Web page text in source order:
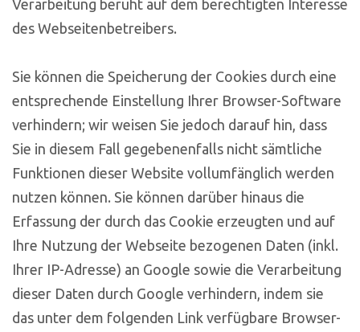
Verarbeitung beruht auf dem berechtigten Interesse
des Webseitenbetreibers.
Sie können die Speicherung der Cookies durch eine
entsprechende Einstellung Ihrer Browser-Software
verhindern; wir weisen Sie jedoch darauf hin, dass
Sie in diesem Fall gegebenenfalls nicht sämtliche
Funktionen dieser Website vollumfänglich werden
nutzen können. Sie können darüber hinaus die
Erfassung der durch das Cookie erzeugten und auf
Ihre Nutzung der Webseite bezogenen Daten (inkl.
Ihrer IP-Adresse) an Google sowie die Verarbeitung
dieser Daten durch Google verhindern, indem sie
das unter dem folgenden Link verfügbare Browser-